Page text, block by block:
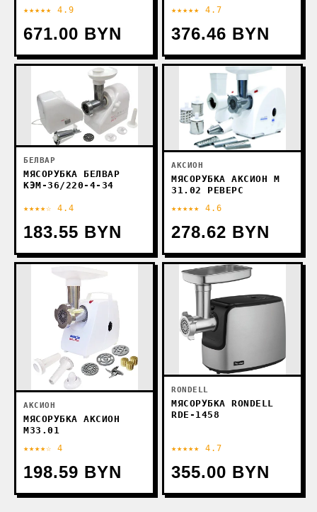
★★★★★ 4.9
671.00 BYN
★★★★★ 4.7
376.46 BYN
БЕЛВАР
МЯСОРУБКА БЕЛВАР
КЭМ-36/220-4-34
★★★★☆ 4.4
183.55 BYN
АКСИОН
МЯСОРУБКА АКСИОН М
31.02 РЕВЕРС
★★★★★ 4.6
278.62 BYN
АКСИОН
МЯСОРУБКА АКСИОН
М33.01
★★★★☆ 4
198.59 BYN
RONDELL
МЯСОРУБКА RONDELL
RDE-1458
★★★★★ 4.7
355.00 BYN